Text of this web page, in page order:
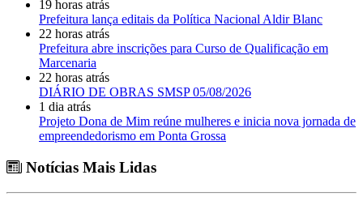
19 horas atrás
Prefeitura lança editais da Política Nacional Aldir Blanc
22 horas atrás
Prefeitura abre inscrições para Curso de Qualificação em
Marcenaria
22 horas atrás
DIÁRIO DE OBRAS SMSP 05/08/2026
1 dia atrás
Projeto Dona de Mim reúne mulheres e inicia nova jornada de
empreendedorismo em Ponta Grossa
Notícias Mais Lidas